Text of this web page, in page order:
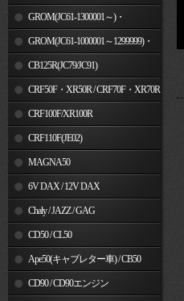
GROM(JC61-1300001～)・
MSX125SF
GROM(JC61-1000001～1299999)・
MSX125CB125R(JC79/JC91)
CRF50F・XR50R / CRF70F・XR70R
CRF100F/XR100R
CRF110F(JE02)
MAGNA50
6V DAX / 12V DAX
Chaly / JAZZ / GAG
CD50 / CL50
Ape50(キャブレター車) / CB50
CD90 / CD90エンジン